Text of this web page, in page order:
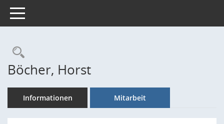
Toggle navigation
Rechercheauswahl
Böcher, Horst
Informationen Mitarbeit